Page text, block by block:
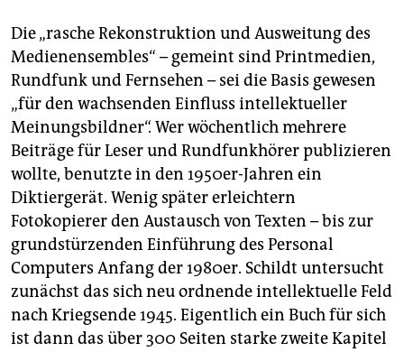
Die „rasche Rekonstruktion und Ausweitung des
Medienensembles“ – gemeint sind Printmedien,
Rundfunk und Fernsehen – sei die Basis gewesen
„für den wachsenden Einfluss intellektueller
Meinungsbildner“. Wer wöchentlich mehrere
Beiträge für Leser und Rundfunkhörer publizieren
wollte, benutzte in den 1950er-Jahren ein
Diktiergerät. Wenig später erleichtern
Fotokopierer den Austausch von Texten – bis zur
grundstürzenden Einführung des Personal
Computers Anfang der 1980er. Schildt untersucht
zunächst das sich neu ordnende intellektuelle Feld
nach Kriegsende 1945. Eigentlich ein Buch für sich
ist dann das über 300 Seiten starke zweite Kapitel